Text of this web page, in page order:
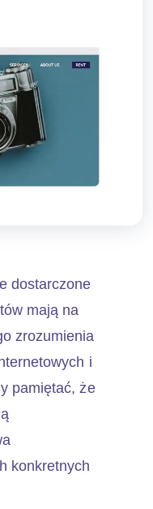
dostarczone
mają na
zrozumienia
i
pamiętać, że
konkretnych